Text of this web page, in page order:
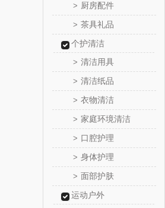
> 厨房配件
> 茶具礼品
个护清洁
> 清洁用具
> 清洁纸品
> 衣物清洁
> 家庭环境清洁
> 口腔护理
> 身体护理
> 面部护肤
运动户外